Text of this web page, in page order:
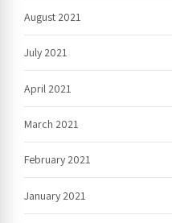
August 2021
July 2021
April 2021
March 2021
February 2021
January 2021